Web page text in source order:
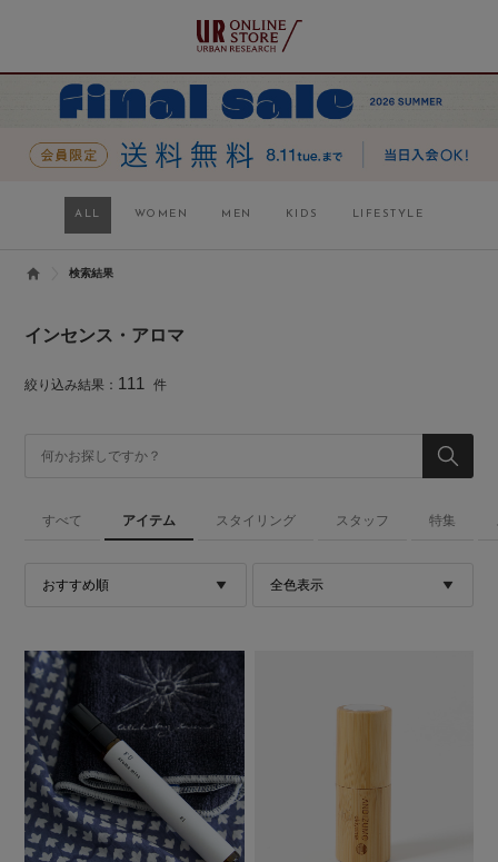
ALL WOMEN MEN KIDS LIFESTYLE
検索結果
インセンス・アロマ
絞り込み結果： 111 件
すべて アイテム スタイリング スタッフ 特集